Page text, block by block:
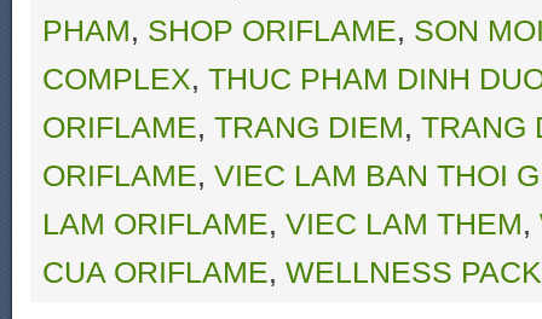
PHAM, SHOP ORIFLAME, SON
COMPLEX, THUC PHAM DINH
ORIFLAME, TRANG DIEM, TRANG
ORIFLAME, VIEC LAM BAN THOI
LAM ORIFLAME, VIEC LAM THEM,
CUA ORIFLAME, WELLNESS